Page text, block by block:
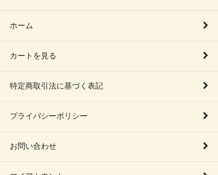
ホーム
カートを見る
特定商取引法に基づく表記
プライバシーポリシー
お問い合わせ